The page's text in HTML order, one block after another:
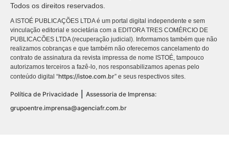
Todos os direitos reservados.
A ISTOÉ PUBLICAÇÕES LTDA é um portal digital independente e sem
vinculação editorial e societária com a EDITORA TRES COMÉRCIO DE
PUBLICACÕES LTDA (recuperação judicial). Informamos também que não
realizamos cobranças e que também não oferecemos cancelamento do
contrato de assinatura da revista impressa de nome ISTOÉ, tampouco
autorizamos terceiros a fazê-lo, nos responsabilizamos apenas pelo
conteúdo digital “https://istoe.com.br” e seus respectivos sites.
Política de Privacidade
Assessoria de Imprensa:
grupoentre.imprensa@agenciafr.com.br